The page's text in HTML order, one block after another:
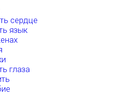
сердце
язык
глаза